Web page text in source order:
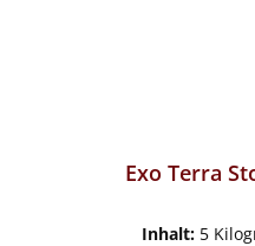
Exo Terra
Inhalt: 5